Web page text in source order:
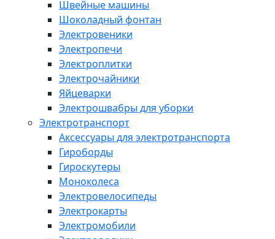
Швейные машины
Шоколадный фонтан
Электровеники
Электропечи
Электроплитки
Электрочайники
Яйцеварки
Электрошвабры для уборки
Электротранспорт
Аксессуары для электротранспорта
Гироборды
Гироскутеры
Моноколеса
Электровелосипеды
Электрокарты
Электромобили